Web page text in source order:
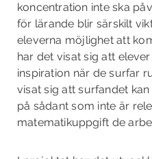
koncentration inte ska
för lärande blir särskilt
eleverna möjlighet att
har det visat sig att
inspiration när de surfar
visat sig att surfandet
på sådant som inte är
matematikuppgift de